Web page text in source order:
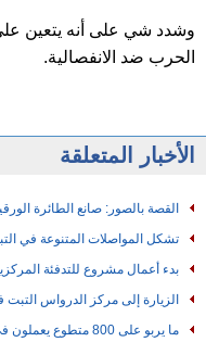
وشدد شي على أنه يتعين
الحرب ضد الانفصالية.
الأخبار المتعلقة
القصة بالصور: صانع الطائرة
تشكل المواصلات المتنوعة في
بدء أعمال مشروع للتدفئة
الزيارة إلى مركز الدرواس التبت
ما يربو على 800 متطوع يعملون في التبت